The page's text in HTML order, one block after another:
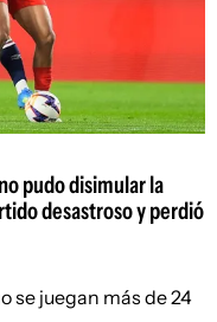
pudo disimular la
desastroso y perdió